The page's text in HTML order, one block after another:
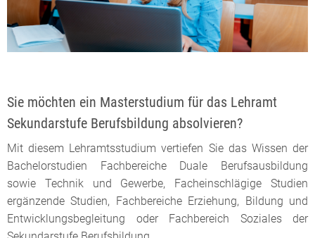
Sie möchten ein Masterstudium für das Lehramt
Sekundarstufe Berufsbildung absolvieren?
Mit diesem Lehramtsstudium vertiefen Sie das Wissen der
Bachelorstudien Fachbereiche Duale Berufsausbildung
sowie Technik und Gewerbe, Facheinschlägige Studien
ergänzende Studien, Fachbereiche Erziehung, Bildung und
Entwicklungsbegleitung oder Fachbereich Soziales der